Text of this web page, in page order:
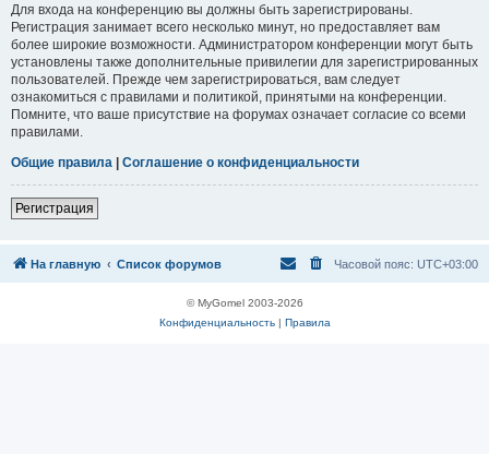
Для входа на конференцию вы должны быть зарегистрированы.
Регистрация занимает всего несколько минут, но предоставляет вам
более широкие возможности. Администратором конференции могут быть
установлены также дополнительные привилегии для зарегистрированных
пользователей. Прежде чем зарегистрироваться, вам следует
ознакомиться с правилами и политикой, принятыми на конференции.
Помните, что ваше присутствие на форумах означает согласие со всеми
правилами.
Общие правила | Соглашение о конфиденциальности
Регистрация
На главную Список форумов Часовой пояс: UTC+03:00
© MyGomel 2003-2026
Конфиденциальность| Правила